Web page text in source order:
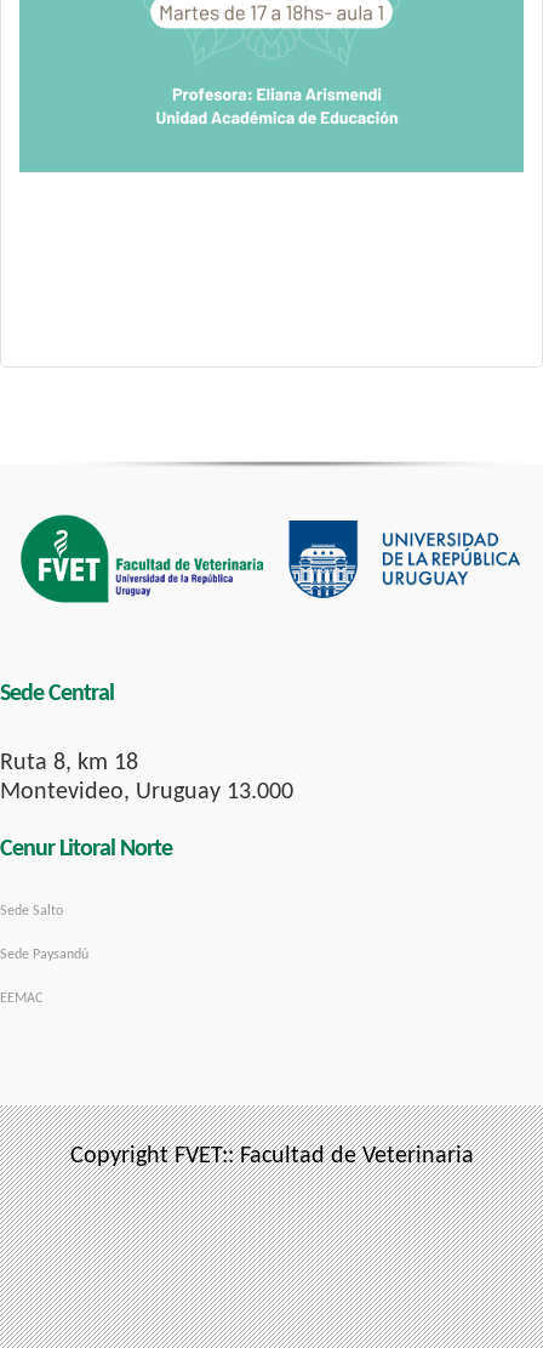
Sede Central
Ruta 8, km 18
Montevideo, Uruguay 13.000
Cenur Litoral Norte
Sede Salto
Sede Paysandú
EEMAC
Copyright FVET:: Facultad de Veterinaria